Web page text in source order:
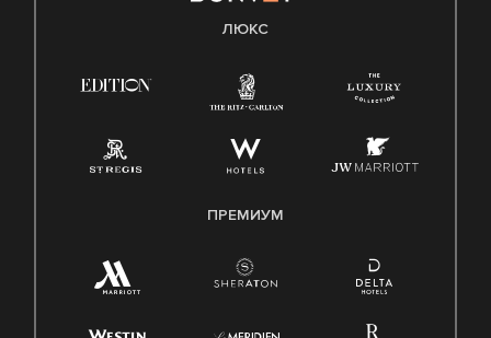
ЛЮКС
ПРЕМИУМ